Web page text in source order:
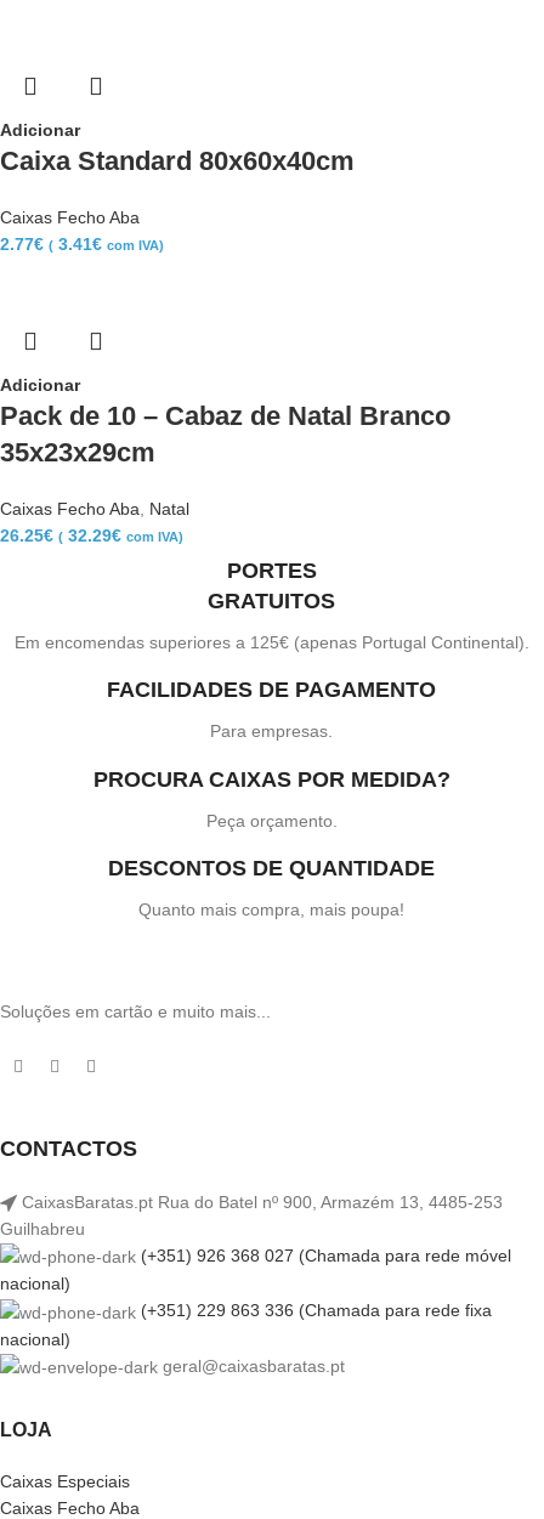
Adicionar
Caixa Standard 80x60x40cm
Caixas Fecho Aba
2.77€ ( 3.41€ com IVA)
Adicionar
Pack de 10 – Cabaz de Natal Branco
35x23x29cm
Caixas Fecho Aba
Natal
26.25€ ( 32.29€ com IVA)
PORTES
GRATUITOS
Em encomendas superiores a 125€ (apenas Portugal Continental).
FACILIDADES DE PAGAMENTO
Para empresas.
PROCURA CAIXAS POR MEDIDA?
Peça orçamento.
DESCONTOS DE QUANTIDADE
Quanto mais compra, mais poupa!
Soluções em cartão e muito mais...
CONTACTOS
CaixasBaratas.pt Rua do Batel nº 900, Armazém 13, 4485-253
Guilhabreu
(+351) 926 368 027 (Chamada para rede móvel
nacional)
(+351) 229 863 336 (Chamada para rede fixa
nacional)
geral@caixasbaratas.pt
LOJA
Caixas Especiais
Caixas Fecho Aba